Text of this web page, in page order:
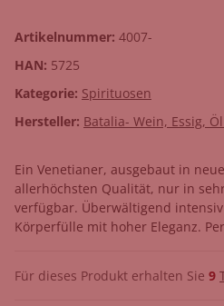
Artikelnummer: 4007-
HAN: 5725
Kategorie: Spirituosen
Hersteller: Batalia- Wein, Essig,
Ein Venetianer, ausgebaut in
allerhöchsten Qualität, nur in
verfügbar. Überwältigend
Körperfülle mit hoher Eleganz.
Für dieses Produkt erhalten Sie 9